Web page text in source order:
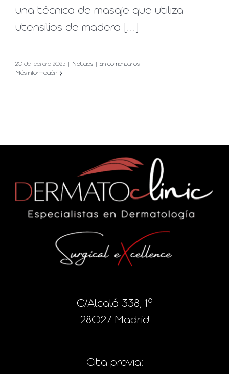
una técnica de masaje que utiliza
utensilios de madera [...]
20 de febrero 2025 Noticias
Sin comentarios
Más información
C/Alcalá 338, 1º
28027 Madrid
Cita previa: